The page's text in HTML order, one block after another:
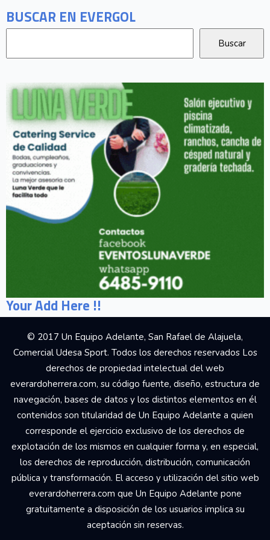
BUSCAR EN EVERGOL
Your Add Here !!
© 2017 Un Equipo Adelante, San Rafael de Alajuela,
Comercial Udesa Sport. Todos los derechos reservados Los
derechos de propiedad intelectual del web
everardoherrera.com, su código fuente, diseño, estructura de
navegación, bases de datos y los distintos elementos en él
contenidos son titularidad de Un Equipo Adelante a quien
corresponde el ejercicio exclusivo de los derechos de
explotación de los mismos en cualquier forma y, en especial,
los derechos de reproducción, distribución, comunicación
pública y transformación. El acceso y utilización del sitio web
everardoherrera.com que Un Equipo Adelante pone
gratuitamente a disposición de los usuarios implica su
aceptación sin reservas.